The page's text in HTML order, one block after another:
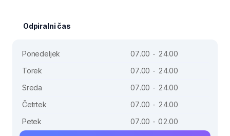
Odpiralni čas
Ponedeljek
07.00 - 24.00
Torek
07.00 - 24.00
Sreda
07.00 - 24.00
Četrtek
07.00 - 24.00
Petek
07.00 - 02.00